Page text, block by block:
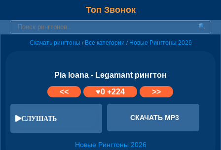
Топ Звонок
Скачать рингтоны / Все категории / Новые Рингтоны 2026
Pia Ioana - Legamant рингтон
<<
♥0+224 >>
СЛУШАТЬ СКАЧАТЬ MP3
Новые Рингтоны 2026